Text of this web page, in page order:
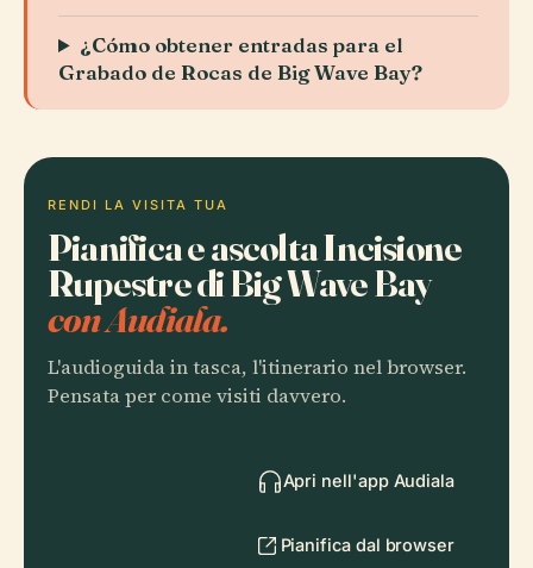
¿Cómo obtener entradas para el
Grabado de Rocas de Big Wave Bay?
RENDI LA VISITA TUA
Pianifica e ascolta Incisione
Rupestre di Big Wave Bay
con Audiala.
L'audioguida in tasca, l'itinerario nel browser.
Pensata per come visiti davvero.
Apri nell'app Audiala
Pianifica dal browser